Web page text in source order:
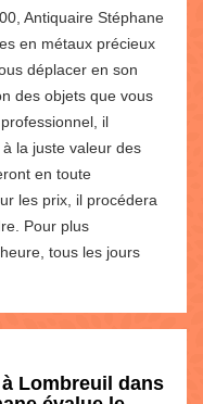
Antiquaire Stéphane
en métaux précieux
déplacer en son
des objets que vous
il
la juste valeur des
en toute
les prix, il procédera
Pour plus
tous les jours
Lombreuil dans